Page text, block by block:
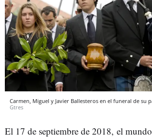
Carmen, Miguel y Javier Ballesteros en el funeral de su
Gtres
El 17 de septiembre de 2018, el